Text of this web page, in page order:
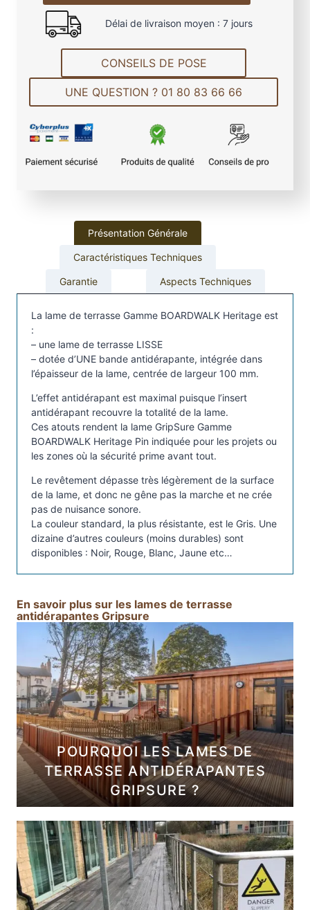
t
t
é
d
e
L
a
m
d
T
e
r
a
e
A
n
i
d
é
r
a
p
n
t
e
G
i
p
s
u
r
e
–
G
a
m
m
e
B
O
A
R
D
W
A
Délai de livraison moyen : 7 jours
CONSEILS DE POSE
UNE QUESTION ? 01 80 83 66 66
Présentation Générale
Caractéristiques Techniques
Garantie Aspects Techniques
La lame de terrasse Gamme BOARDWALK Heritage est
:
– une lame de terrasse LISSE
– dotée d’UNE bande antidérapante, intégrée dans
l’épaisseur de la lame, centrée de largeur 100 mm.
L’effet antidérapant est maximal puisque l’insert
antidérapant recouvre la totalité de la lame.
Ces atouts rendent la lame GripSure Gamme
BOARDWALK Heritage Pin indiquée pour les projets ou
les zones où la sécurité prime avant tout.
Le revêtement dépasse très légèrement de la surface
de la lame, et donc ne gêne pas la marche et ne crée
pas de nuisance sonore.
La couleur standard, la plus résistante, est le Gris. Une
dizaine d’autres couleurs (moins durables) sont
disponibles : Noir, Rouge, Blanc, Jaune etc…
En savoir plus sur les lames de terrasse
antidérapantes Gripsure
POURQUOI LES LAMES DE
TERRASSE ANTIDÉRAPANTES
GRIPSURE ?